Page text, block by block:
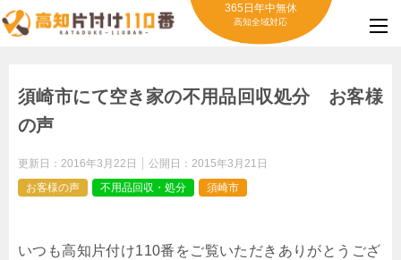
365日年中無休
高知全域対応
須崎市にて空き家の不用品回収処分 お客様
の声
更新日： 2016年3月22日 公開日： 2015年3月21日
お客様の声
不用品回収・処分 須崎市
いつも高知片付け110番をご覧いただきありがとうござ